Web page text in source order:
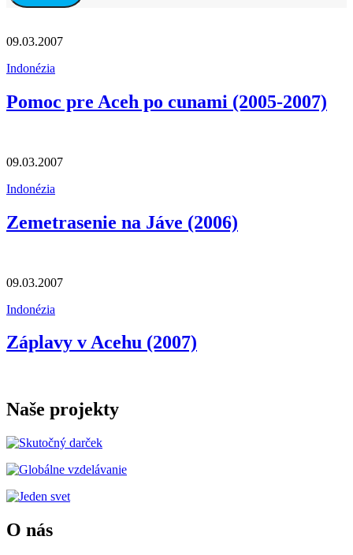
09.03.2007
Indonézia
Pomoc pre Aceh po cunami (2005-2007)
09.03.2007
Indonézia
Zemetrasenie na Jáve (2006)
09.03.2007
Indonézia
Záplavy v Acehu (2007)
Naše projekty
O nás